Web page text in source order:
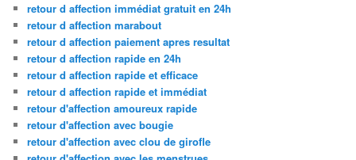
retour d affection immédiat gratuit en 24h
retour d affection marabout
retour d affection paiement apres resultat
retour d affection rapide en 24h
retour d affection rapide et efficace
retour d affection rapide et immédiat
retour d'affection amoureux rapide
retour d'affection avec bougie
retour d'affection avec clou de girofle